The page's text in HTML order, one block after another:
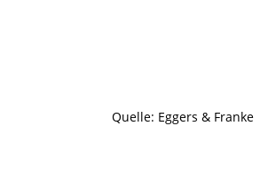
Quelle: Eggers & Franke